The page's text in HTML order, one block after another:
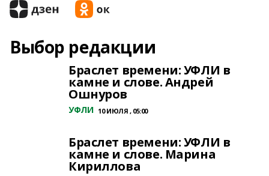
Выбор редакции
Браслет времени: УФЛИ в
камне и слове. Андрей
Ошнуров
УФЛИ 10 ИЮЛЯ , 05:00
Браслет времени: УФЛИ в
камне и слове. Марина
Кириллова